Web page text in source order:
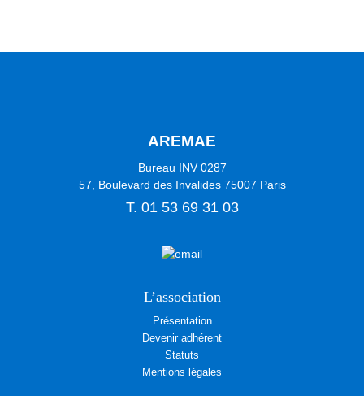
AREMAE
Bureau INV 0287
57, Boulevard des Invalides 75007 Paris
T. 01 53 69 31 03
L’association
Présentation
Devenir adhérent
Statuts
Mentions légales